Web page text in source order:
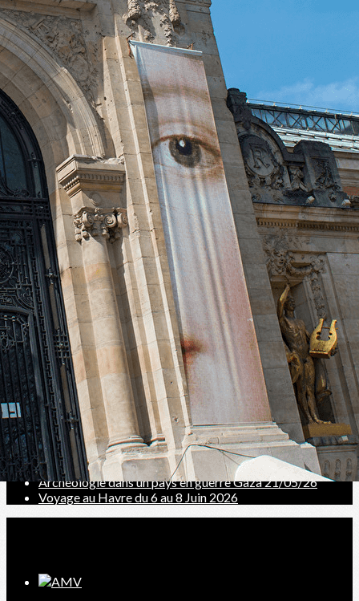
Exporter les lignes sélectionnées
Exporter toutes les colonnes
Exporter uniquement les colonnes affichées
Menu
<
>
Les enseignes au Moyen Âge 28/9/2024
Forêt magique-fascination des artistes14/11/2024
Schubert par Jan Willem de Vriend 4/12/2024
Vision de Jérusalem Représentation urbaine
Lac TITICACA : berceau du soleil 9/01/2025
Sortie Orsay et Bourse de Paris le 11 Janvier 2025
Une vie de héros Brahms 17/1/2025
Les villes du Hainaut (les albums de Croÿ 13/02/25
Visite de l'exposition " Le musée et ses fantômes"
HIroshige Maître de l'estampe japonaise 13/03/2025
André Lenôtre, art des jardins au 17ème 10/4/2025
Promenade dans le Valenciennois 15/5/2025
Le Réciproque | Pietro Torri 31/5/2025
Participation à la saison 2025 2026 de Phénix
Mons : l'art au cœur de l'architecture 9/10/2025
Reconstruction Valenciennes (1940-1965) 13/11/2025
De la Sagrada Familia => églises récentes 11/12/25
Sortie à la Piscine pour l'exposition O PAUVERT
Conférence " Art Moderne d'Amérique Centrale"
Valenciennes dans les collections du Musée 8/01/26
Parcours et philosophie du Street Art à Boulogne
Pierre VAGO, exemple d'intégration des arts 12/03
Paysages Roubaisiens : ville à l'âge industriel
Archéologie dans un pays en guerre Gaza 21/05/26
Voyage au Havre du 6 au 8 Juin 2026